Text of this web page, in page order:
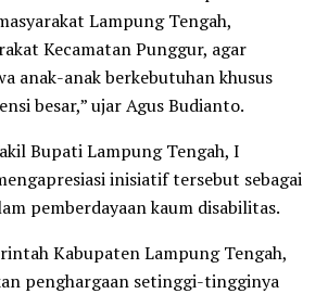
Lampung Tengah,
Kecamatan Punggur, agar
anak-anak berkebutuhan khusus
besar,” ujar Agus Budianto.
Bupati Lampung Tengah, I
inisiatif tersebut sebagai
pemberdayaan kaum disabilitas.
Kabupaten Lampung Tengah,
penghargaan setinggi-tingginya